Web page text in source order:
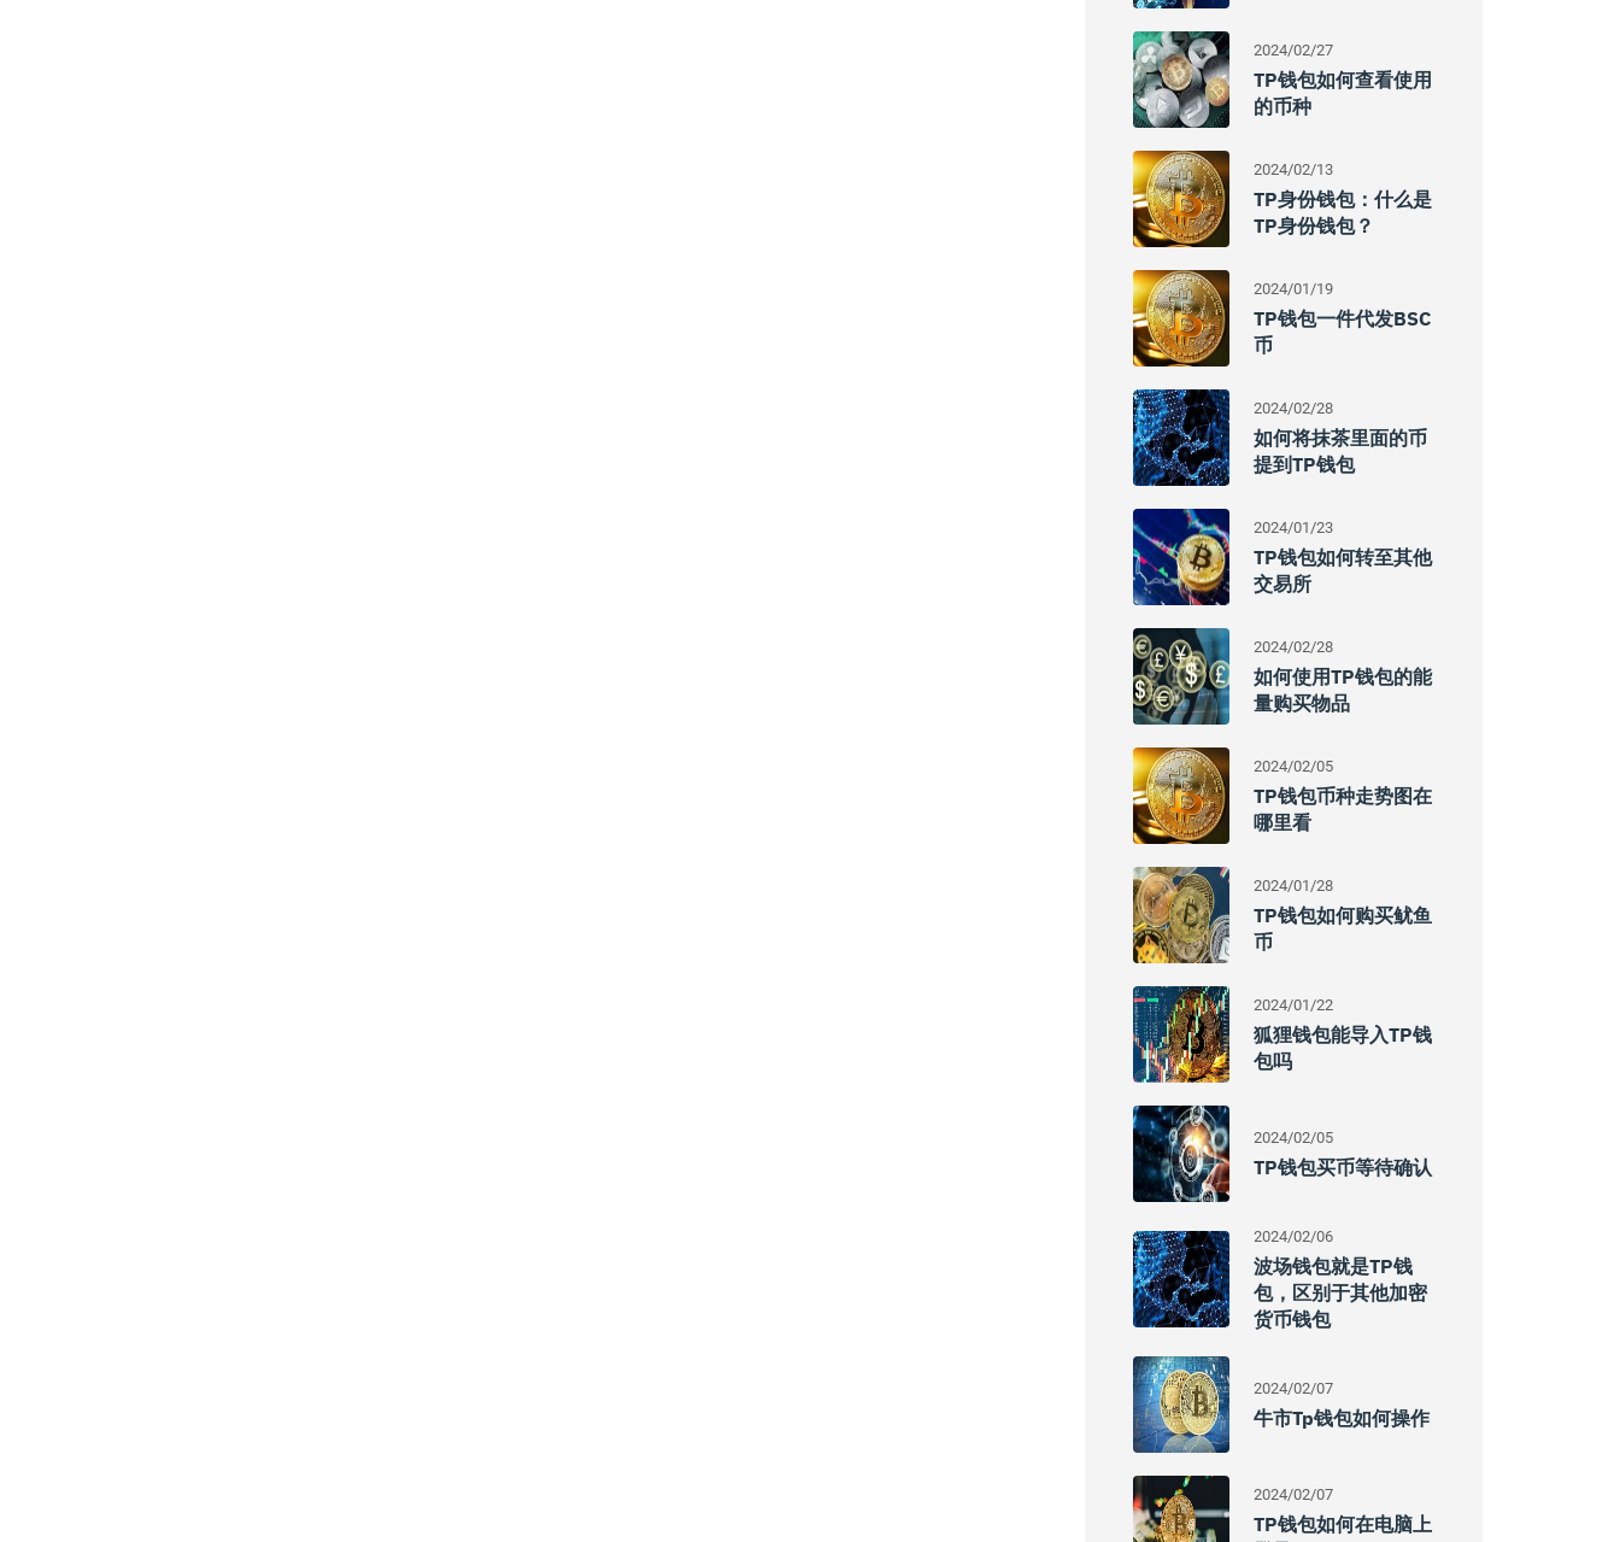
2024/02/27
TP钱包如何查看使用
的币种
2024/02/13
TP身份钱包：什么是
TP身份钱包？
2024/01/19
TP钱包一件代发BSC
币
2024/02/28
如何将抹茶里面的币
提到TP钱包
2024/01/23
TP钱包如何转至其他
交易所
2024/02/28
如何使用TP钱包的能
量购买物品
2024/02/05
TP钱包币种走势图在
哪里看
2024/01/28
TP钱包如何购买鱿鱼
币
2024/01/22
狐狸钱包能导入TP钱
包吗
2024/02/05
TP钱包买币等待确认
2024/02/06
波场钱包就是TP钱
包，区别于其他加密
货币钱包
2024/02/07
牛市tp钱包如何操作
2024/02/07
TP钱包如何在电脑上